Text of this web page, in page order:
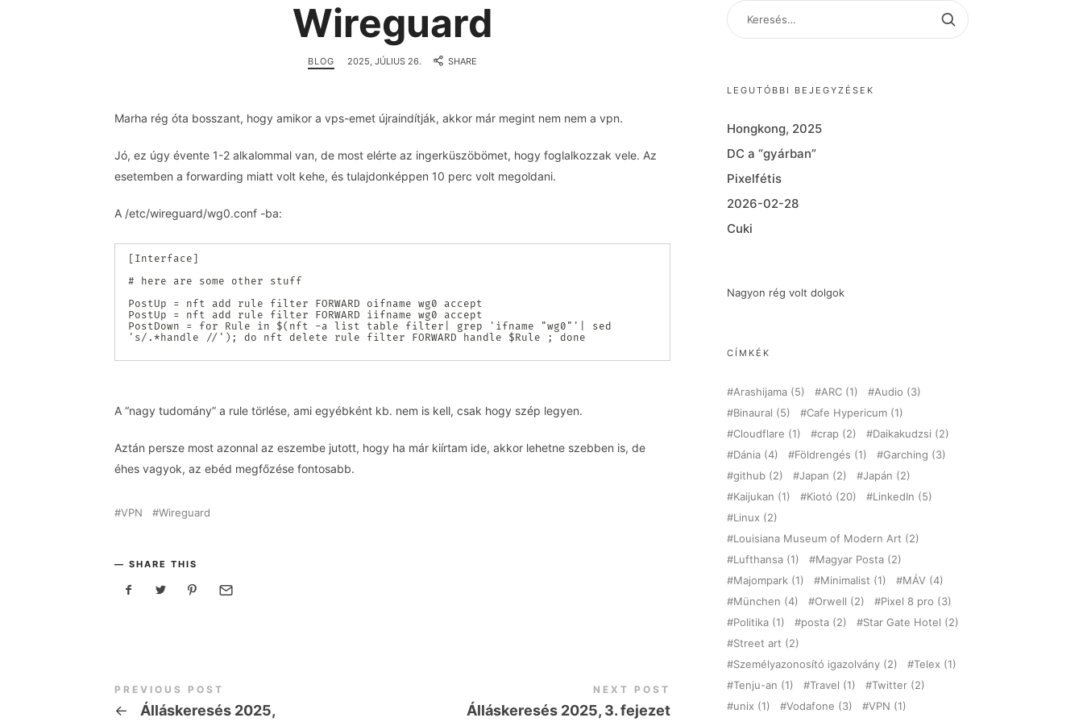
Wireguard
BLOG 2025, JÚLIUS 26. SHARE
Marha rég óta bosszant, hogy amikor a vps-emet újraindítják, akkor már megint nem nem a vpn.
Jó, ez úgy évente 1-2 alkalommal van, de most elérte az ingerküszöbömet, hogy foglalkozzak vele. Az
esetemben a forwarding miatt volt kehe, és tulajdonképpen 10 perc volt megoldani.
A /etc/wireguard/wg0.conf -ba:
[Interface]
# here are some other stuff
PostUp = nft add rule filter FORWARD oifname wg0 accept
PostUp = nft add rule filter FORWARD iifname wg0 accept
PostDown = for Rule in $(nft -a list table filter| grep 'ifname "wg0"'| sed
's/.*handle //'); do nft delete rule filter FORWARD handle $Rule ; done
A “nagy tudomány” a rule törlése, ami egyébként kb. nem is kell, csak hogy szép legyen.
Aztán persze most azonnal az eszembe jutott, hogy ha már kiírtam ide, akkor lehetne szebben is, de
éhes vagyok, az ebéd megfőzése fontosabb.
VPN Wireguard
SHARE THIS
PREVIOUS POST
← Álláskeresés 2025,
NEXT POST
Álláskeresés 2025, 3. fejezet
KERESÉS:
LEGUTÓBBI BEJEGYZÉSEK
Hongkong, 2025
DC a “gyárban”
Pixelfétis
2026-02-28
Cuki
Nagyon rég volt dolgok
CÍMKÉK
Arashijama (5) ARC (1) Audio (3)
Binaural (5) Cafe Hypericum (1)
Cloudflare (1) crap (2) Daikakudzsi (2)
Dánia (4) Földrengés (1) Garching (3)
github (2) Japan (2) Japán (2)
Kaijukan (1) Kiotó (20) LinkedIn (5)
Linux (2)
Louisiana Museum of Modern Art (2)
Lufthansa (1) Magyar Posta (2)
Majompark (1) Minimalist (1) MÁV (4)
München (4) Orwell (2) Pixel 8 pro (3)
Politika (1) posta (2) Star Gate Hotel (2)
Street art (2)
Személyazonosító igazolvány (2) Telex (1)
Tenju-an (1) Travel (1) Twitter (2)
unix (1) Vodafone (3) VPN (1)